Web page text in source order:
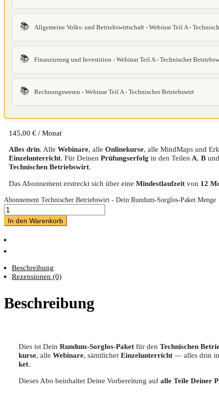
📚 Allgemeine Volks- und Betriebswirtschaft - Webinar Teil A -
📚 Finanzierung und Investition - Webinar Teil A - Technischer
📚 Rechnungswesen - Webinar Teil A - Technischer Betriebswirt
145,00 € / Monat
Alles drin. Alle Webinare, alle Onlinekurse, alle MindMaps und
Einzelunterricht. Für Deinen Prüfungserfolg in den Teilen A, B
Technischen Betriebswirt.
Das Abonnement erstreckt sich über eine Mindestlaufzeit von 12
Abonnement Technischer Betriebswirt - Dein Rundum-Sorglos-Paket Menge
In den Warenkorb
Beschreibung
Rezensionen (0)
Beschreibung
Dies ist Dein Rund­um-Sorg­los-Paket für den Tech­ni­schen
kur­se, alle Web­i­na­re, sämt­li­cher Ein­zel­un­ter­richt — alles drin
ket.
Die­ses Abo beinhal­tet Dei­ne Vor­be­rei­tung auf alle Tei­le Dei­ner